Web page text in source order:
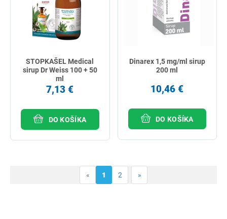
STOPKAŠEL Medical
sirup Dr Weiss 100 + 50
ml
7,13 €
DO KOŠÍKA
Dinarex 1,5 mg/ml sirup
200 ml
10,46 €
DO KOŠÍKA
« 1 2 »